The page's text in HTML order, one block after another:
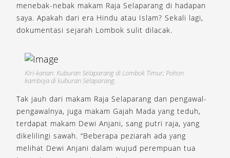
menebak-nebak makam Raja Selaparang di hadapan
saya. Apakah dari era Hindu atau Islam? Sekali lagi,
dokumentasi sejarah Lombok sulit dilacak.
Kiri-kanan: Kuburan Selaparang di Lombok Timur; Pohon
kamboja di kuburan Selaparang.
Tak jauh dari makam Raja Selaparang dan pengawal-
pengawalnya, juga makam Gajah Mada yang teduh,
terdapat makam Dewi Anjani, sang putri raja, yang
dikelilingi sawah. “Beberapa peziarah ada yang
melihat Dewi Anjani dalam wujud perempuan tua